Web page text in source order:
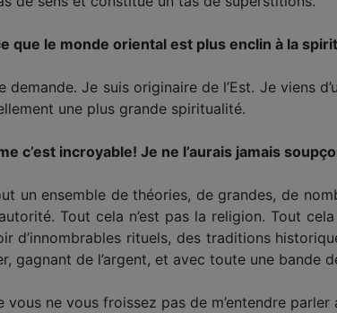
que le monde oriental est plus enclin à la
demande. Je suis originaire de l’Est. Je viens
une plus grande spiritualité.
c’est incroyable! Je ne l’aurais jamais
un ensemble de théories, de grandes, de
Tout cela n’est pas la religion. Tout
d’innombrables rituels, des traditions
gagnant de l’argent, et avec toute une bande
vous ne vous froissez pas de m’entendre parler